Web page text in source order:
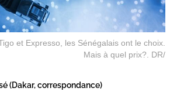
et Expresso, les Sénégalais ont le choix.
Mais à quel prix?. DR/
(Dakar, correspondance)